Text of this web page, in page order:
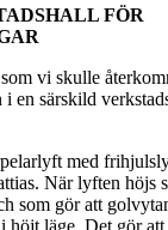
FÖR
vi skulle
en särskild
med
När lyften höjs
som gör att
höjt läge. Det gör